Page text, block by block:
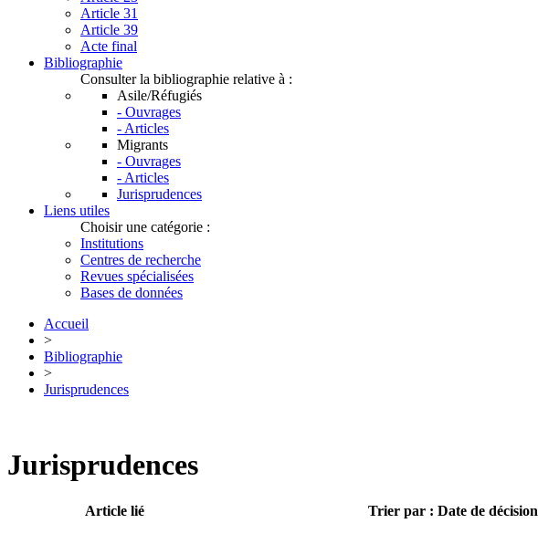
Article 31
Article 39
Acte final
Bibliographie
Consulter la bibliographie relative à :
Asile/Réfugiés
- Ouvrages
- Articles
Migrants
- Ouvrages
- Articles
Jurisprudences
Liens utiles
Choisir une catégorie :
Institutions
Centres de recherche
Revues spécialisées
Bases de données
Accueil
>
Bibliographie
>
Jurisprudences
Jurisprudences
Article lié Trier par : Date de décision